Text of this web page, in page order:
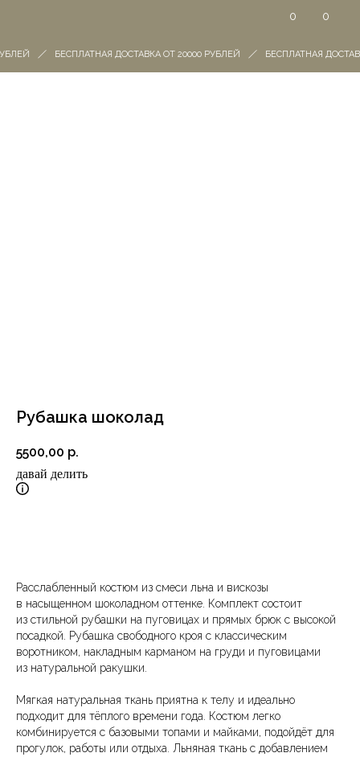
0
0
БЕСПЛАТНАЯ ДОСТАВКА ОТ 20000 РУБЛЕЙ БЕСПЛАТНАЯ
Рубашка шоколад
5500,00 р.
давай делить
Расслабленный костюм из смеси льна и вискозы
в насыщенном шоколадном оттенке. Комплект состоит
из стильной рубашки на пуговицах и прямых брюк с высокой
посадкой. Рубашка свободного кроя с классическим
воротником, накладным карманом на груди и пуговицами
из натуральной ракушки.
Мягкая натуральная ткань приятна к телу и идеально
подходит для тёплого времени года. Костюм легко
комбинируется с базовыми топами и майками, подойдёт для
прогулок, работы или отдыха. Льняная ткань с добавлением